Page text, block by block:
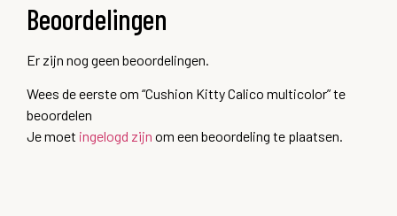
Beoordelingen
Er zijn nog geen beoordelingen.
Wees de eerste om “Cushion Kitty Calico multicolor” te
beoordelen
Je moet ingelogd zijn om een beoordeling te plaatsen.